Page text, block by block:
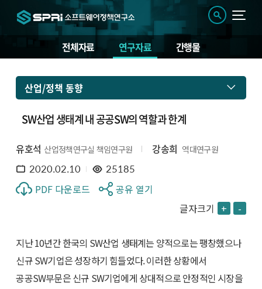
전체자료 연구자료 간행물
산업/정책 동향
SW산업 생태계 내 공공SW의 역할과 한계
유호석 산업정책연구실 책임연구원 강송희 역대연구원
2020.02.10 25185
PDF 다운로드
공유 열기
글자크기 + -
지난 10년간 한국의 SW산업 생태계는 양적으로는 팽창했으나
신규 SW기업은 성장하기 힘들었다. 이러한 상황에서
공공SW부문은 신규 SW기업에게 상대적으로 안정적인 시장을